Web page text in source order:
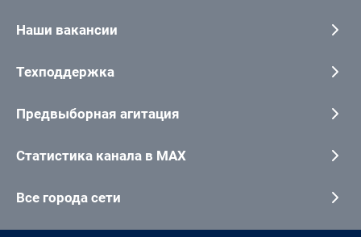
Наши вакансии
Техподдержка
Предвыборная агитация
Статистика канала в MAX
Все города сети